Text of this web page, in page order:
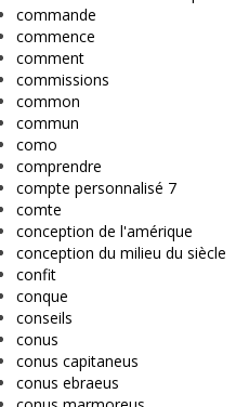
commande
commence
comment
commissions
common
commun
como
comprendre
compte personnalisé 7
comte
conception de l'amérique
conception du milieu du siècle
confit
conque
conseils
conus
conus capitaneus
conus ebraeus